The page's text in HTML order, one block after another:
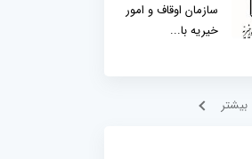
سازمان اوقاف و امور
خیریه با...
بيشتر